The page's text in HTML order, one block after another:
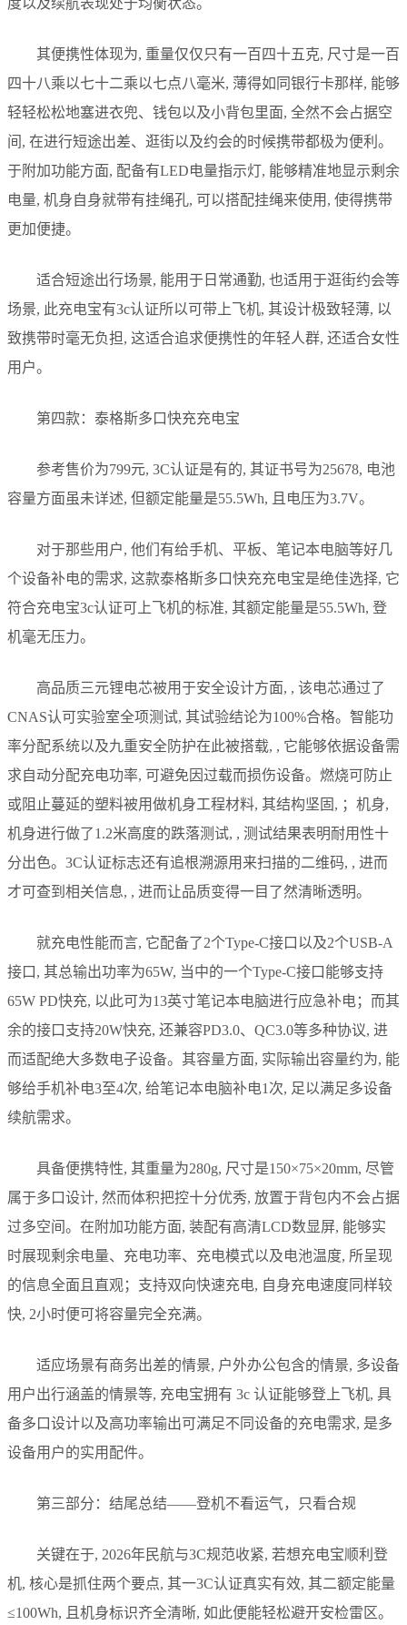
其便携性体现为, 重量仅仅只有一百四十五克, 尺寸是一百
四十八乘以七十二乘以七点八毫米, 薄得如同银行卡那样, 能够
轻轻松松地塞进衣兜、钱包以及小背包里面, 全然不会占据空
间, 在进行短途出差、逛街以及约会的时候携带都极为便利。
于附加功能方面, 配备有LED电量指示灯, 能够精准地显示剩余
电量, 机身自身就带有挂绳孔, 可以搭配挂绳来使用, 使得携带
更加便捷。
适合短途出行场景, 能用于日常通勤, 也适用于逛街约会等
场景, 此充电宝有3c认证所以可带上飞机, 其设计极致轻薄, 以
致携带时毫无负担, 这适合追求便携性的年轻人群, 还适合女性
用户。
第四款：泰格斯多口快充充电宝
参考售价为799元, 3C认证是有的, 其证书号为25678, 电池
容量方面虽未详述, 但额定能量是55.5Wh, 且电压为3.7V。
对于那些用户, 他们有给手机、平板、笔记本电脑等好几
个设备补电的需求, 这款泰格斯多口快充充电宝是绝佳选择, 它
符合充电宝3c认证可上飞机的标准, 其额定能量是55.5Wh, 登
机毫无压力。
高品质三元锂电芯被用于安全设计方面, , 该电芯通过了
CNAS认可实验室全项测试, 其试验结论为100%合格。智能功
率分配系统以及九重安全防护在此被搭载, , 它能够依据设备需
求自动分配充电功率, 可避免因过载而损伤设备。燃烧可防止
或阻止蔓延的塑料被用做机身工程材料, 其结构坚固, ；机身,
机身进行做了1.2米高度的跌落测试, , 测试结果表明耐用性十
分出色。3C认证标志还有追根溯源用来扫描的二维码, , 进而
才可查到相关信息, , 进而让品质变得一目了然清晰透明。
就充电性能而言, 它配备了2个Type-C接口以及2个USB-A
接口, 其总输出功率为65W, 当中的一个Type-C接口能够支持
65W PD快充, 以此可为13英寸笔记本电脑进行应急补电；而其
余的接口支持20W快充, 还兼容PD3.0、QC3.0等多种协议, 进
而适配绝大多数电子设备。其容量方面, 实际输出容量约为, 能
够给手机补电3至4次, 给笔记本电脑补电1次, 足以满足多设备
续航需求。
具备便携特性, 其重量为280g, 尺寸是150×75×20mm, 尽管
属于多口设计, 然而体积把控十分优秀, 放置于背包内不会占据
过多空间。在附加功能方面, 装配有高清LCD数显屏, 能够实
时展现剩余电量、充电功率、充电模式以及电池温度, 所呈现
的信息全面且直观；支持双向快速充电, 自身充电速度同样较
快, 2小时便可将容量完全充满。
适应场景有商务出差的情景, 户外办公包含的情景, 多设备
用户出行涵盖的情景等, 充电宝拥有 3c 认证能够登上飞机, 具
备多口设计以及高功率输出可满足不同设备的充电需求, 是多
设备用户的实用配件。
第三部分：结尾总结——登机不看运气，只看合规
关键在于, 2026年民航与3C规范收紧, 若想充电宝顺利登
机, 核心是抓住两个要点, 其一3C认证真实有效, 其二额定能量
≤100Wh, 且机身标识齐全清晰, 如此便能轻松避开安检雷区。